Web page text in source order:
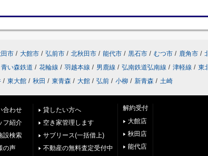
市 / 大館市 / 弘前市 / 北秋田市 / 能代市 / 黒石市 / むつ市 / 鹿角市 /
青い森鉄道 / 花輪線 / 羽越本線 / 男鹿線 / 弘南鉄道弘南線 / 津軽線 / 東
/ 東大館 / 秋田 / 東青森 / 大館 / 弘前 / 小柳 / 新青森 / 土崎
合わせ
フ紹介
設検索
の声
貸したい方へ
空き家管理します
サブリース(一括借上)
不動産の無料査定受付中
解約受付
大館店
秋田店
能代店